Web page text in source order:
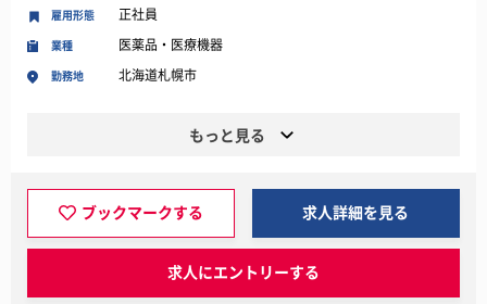
業種 医薬品・医療機器
勤務地 北海道札幌市
雇用形態 正社員
もっと見る
ブックマークする 求人詳細を見る
求人にエントリーする